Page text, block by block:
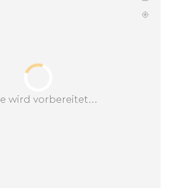
wird vorbereitet...